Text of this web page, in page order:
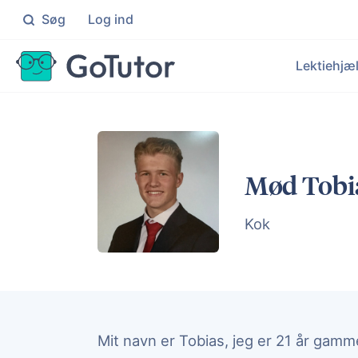
Søg Log ind
Målrettet hjælp til elever på
Få
Mød
Kok
Mit navn er Tobias, jeg er 21 år